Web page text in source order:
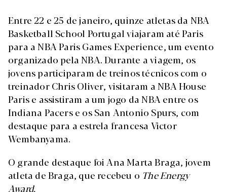
Entre 22 e 25 de janeiro, quinze atletas da NBA
Basketball School Portugal viajaram até Paris
para a NBA Paris Games Experience, um evento
organizado pela NBA. Durante a viagem, os
jovens participaram de treinos técnicos com o
treinador Chris Oliver, visitaram a NBA House
Paris e assistiram a um jogo da NBA entre os
Indiana Pacers e os San Antonio Spurs, com
destaque para a estrela francesa Victor
Wembanyama.
O grande destaque foi Ana Marta Braga, jovem
atleta de Braga, que recebeu o The Energy
Award.